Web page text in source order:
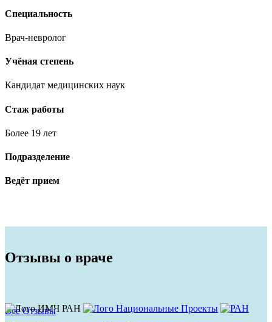
Специальность
Врач-невролог
Учёная степень
Кандидат медицинских наук
Стаж работы
Более 19 лет
Подразделение
Ведёт прием
Отзывы о враче
Все Отзывы